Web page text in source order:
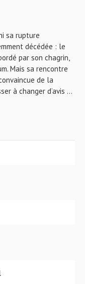
sa rupture
décédée : le
par son chagrin,
Mais sa rencontre
de la
à changer d’avis …